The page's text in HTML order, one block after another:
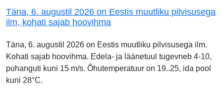
Täna, 6. augustil 2026 on Eestis muutliku pilvisusega
ilm, kohati sajab hoovihma
Täna, 6. augustil 2026 on Eestis muutliku pilvisusega ilm.
Kohati sajab hoovihma. Edela- ja läänetuul tugevneb 4-10,
puhanguti kuni 15 m/s. Õhutemperatuur on 19..25, ida pool
kuni 28°C.